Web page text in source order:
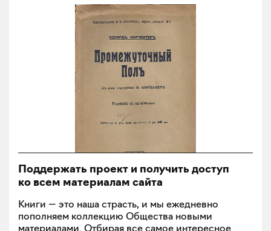
Поддержать проект и получить доступ
ко всем материалам сайта
Книги — это наша страсть, и мы ежедневно
пополняем коллекцию Общества новыми
материалами. Отбирая все самое интересное